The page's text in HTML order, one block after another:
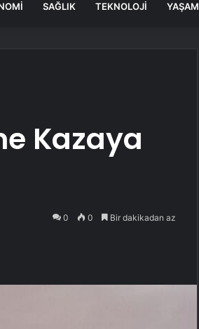
SAĞLIK TEKNOLOJI YAŞAM
Kazaya
0 0 Bir dakikadan az